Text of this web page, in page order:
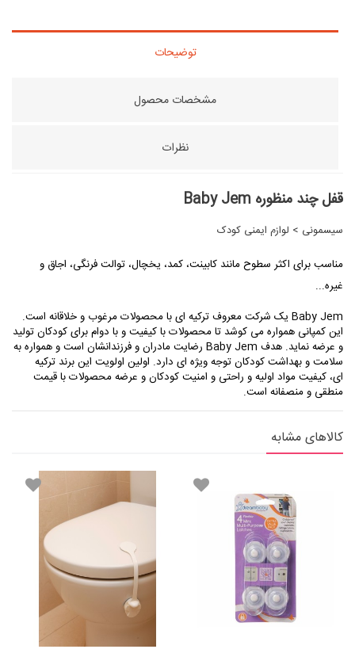
توضیحات
مشخصات محصول
نظرات
قفل چند منظوره Baby Jem
سیسمونی > لوازم ایمنی کودک
مناسب برای اکثر سطوح مانند کابینت، کمد، یخچال، توالت فرنگی‌، اجاق و
غیره...
Baby Jem یک شرکت معروف ترکیه ای با محصولات مرغوب و خلاقانه است.
این کمپانی همواره می کوشد تا محصولات با کیفیت و با دوام برای کودکان تولید
و عرضه نماید. هدف Baby Jem رضایت مادران و فرزندانشان است و همواره به
سلامت و بهداشت کودکان توجه ویژه ای دارد. اولین اولویت این برند ترکیه
ای، کیفیت مواد اولیه و راحتی و امنیت کودکان و عرضه محصولات با قیمت
منطقی و منصفانه است.
کالاهای مشابه